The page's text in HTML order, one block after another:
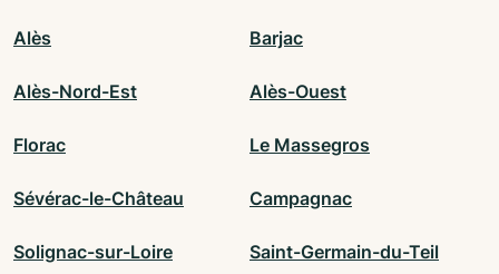
Alès Barjac
Alès-Nord-Est Alès-Ouest
Florac Le Massegros
Sévérac-le-Château Campagnac
Solignac-sur-Loire Saint-Germain-du-Teil